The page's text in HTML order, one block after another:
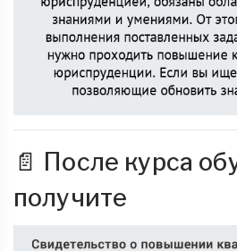
📄 После курса
получите